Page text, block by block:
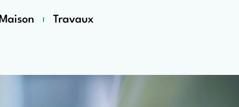
Maison Travaux